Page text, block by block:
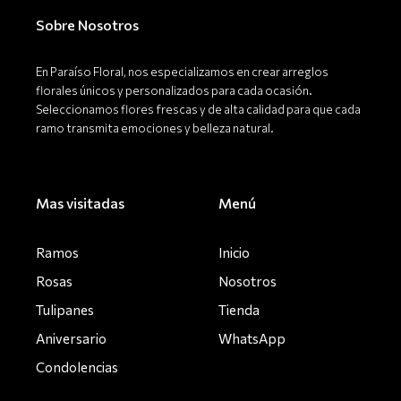
Sobre Nosotros
En Paraíso Floral, nos especializamos en crear arreglos
florales únicos y personalizados para cada ocasión.
Seleccionamos flores frescas y de alta calidad para que cada
ramo transmita emociones y belleza natural.
Mas visitadas
Ramos
Rosas
Tulipanes
Aniversario
Condolencias
Menú
Inicio
Nosotros
Tienda
WhatsApp